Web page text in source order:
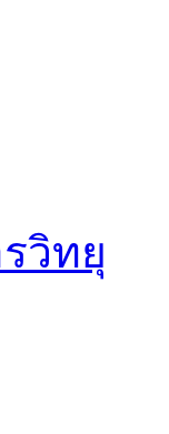
วิทยุ